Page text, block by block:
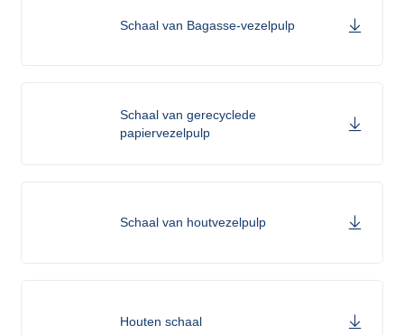
Schaal van Bagasse-vezelpulp
Schaal van gerecyclede
papiervezelpulp
Schaal van houtvezelpulp
Houten schaal